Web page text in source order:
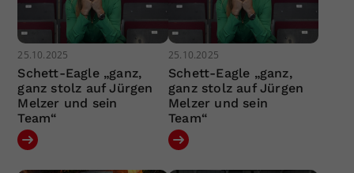
25.10.2025
Schett-Eagle „ganz,
ganz stolz auf Jürgen
Melzer und sein
Team“
25.10.2025
Schett-Eagle „ganz,
ganz stolz auf Jürgen
Melzer und sein
Team“